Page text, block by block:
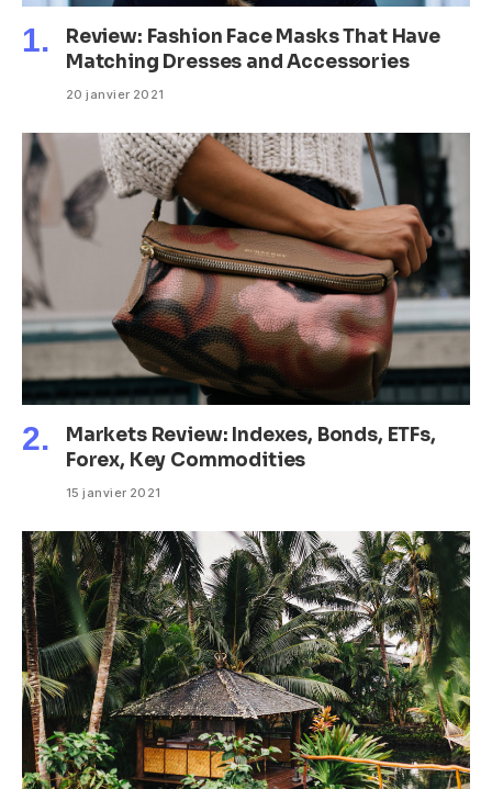
Review: Fashion Face Masks That Have
Matching Dresses and Accessories
20 janvier 2021
Markets Review: Indexes, Bonds, ETFs,
Forex, Key Commodities
15 janvier 2021